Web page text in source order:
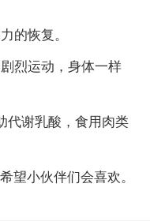
的恢复。
烈运动，身体一样
代谢乳酸，食用肉类
望小伙伴们会喜欢。